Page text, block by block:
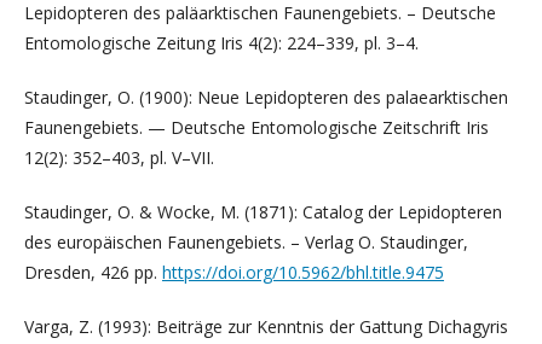
Lepidopteren des paläarktischen Faunengebiets. – Deutsche
Entomologische Zeitung Iris 4(2): 224–339, pl. 3–4.
Staudinger, O. (1900): Neue Lepidopteren des palaearktischen
Faunengebiets. — Deutsche Entomologische Zeitschrift Iris
12(2): 352–403, pl. V–VII.
Staudinger, O. & Wocke, M. (1871): Catalog der Lepidopteren
des europäischen Faunengebiets. – Verlag O. Staudinger,
Dresden, 426 pp. https://doi.org/10.5962/bhl.title.9475
Varga, Z. (1993): Beiträge zur Kenntnis der Gattung Dichagyris